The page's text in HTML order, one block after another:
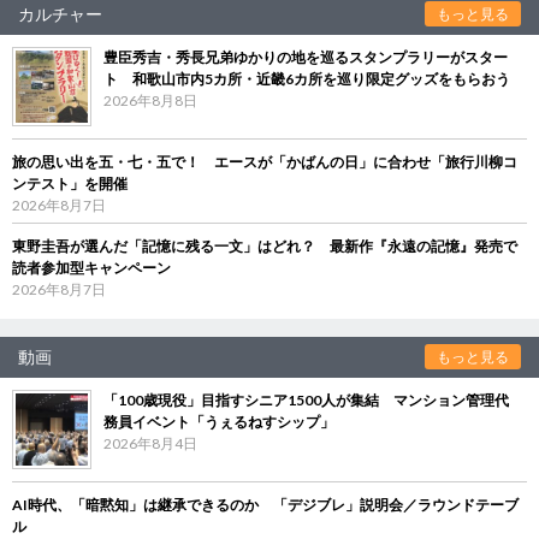
カルチャー もっと見る
豊臣秀吉・秀長兄弟ゆかりの地を巡るスタンプラリーがスター
ト 和歌山市内5カ所・近畿6カ所を巡り限定グッズをもらおう
2026年8月8日
旅の思い出を五・七・五で！ エースが「かばんの日」に合わせ「旅行川柳コ
ンテスト」を開催
2026年8月7日
東野圭吾が選んだ「記憶に残る一文」はどれ？ 最新作『永遠の記憶』発売で
読者参加型キャンペーン
2026年8月7日
動画 もっと見る
「100歳現役」目指すシニア1500人が集結 マンション管理代
務員イベント「うぇるねすシップ」
2026年8月4日
AI時代、「暗黙知」は継承できるのか 「デジブレ」説明会／ラウンドテーブ
ル